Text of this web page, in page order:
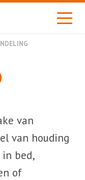
van
van houding
bed,
of